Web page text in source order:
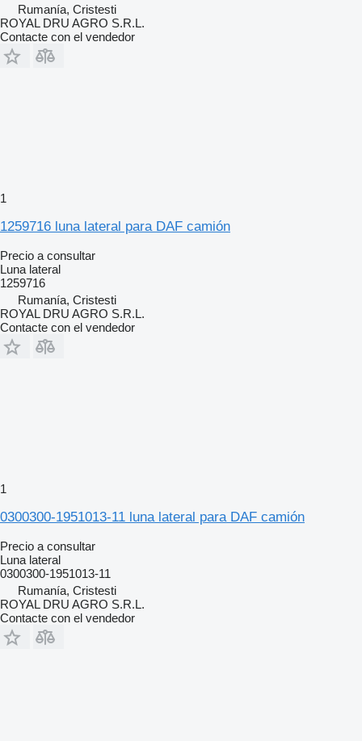
Rumanía, Cristesti
ROYAL DRU AGRO S.R.L.
Contacte con el vendedor
1
1259716 luna lateral para DAF camión
Precio a consultar
Luna lateral
1259716
Rumanía, Cristesti
ROYAL DRU AGRO S.R.L.
Contacte con el vendedor
1
0300300-1951013-11 luna lateral para DAF camión
Precio a consultar
Luna lateral
0300300-1951013-11
Rumanía, Cristesti
ROYAL DRU AGRO S.R.L.
Contacte con el vendedor